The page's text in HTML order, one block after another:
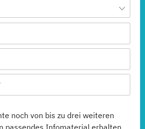
noch von bis zu drei weiteren